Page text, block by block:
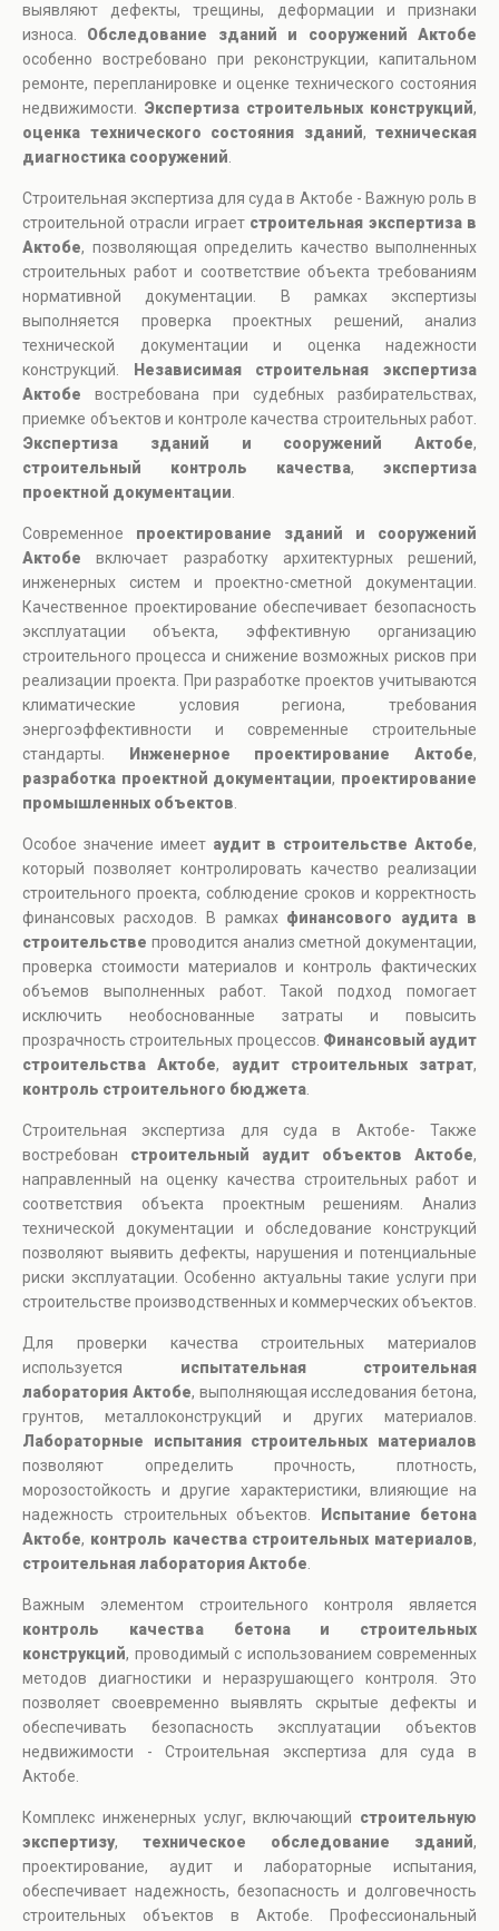
выявляют дефекты, трещины, деформации и признаки
износа. Обследование зданий и сооружений Актобе
особенно востребовано при реконструкции, капитальном
ремонте, перепланировке и оценке технического состояния
недвижимости. Экспертиза строительных конструкций,
оценка технического состояния зданий, техническая
диагностика сооружений
Строительная экспертиза для суда в Актобе - Важную роль в
строительной отрасли играет строительная экспертиза в
Актобе, позволяющая определить качество выполненных
строительных работ и соответствие объекта требованиям
нормативной документации. В рамках экспертизы
выполняется проверка проектных решений, анализ
технической документации и оценка надежности
конструкций.
Независимая строительная экспертиза
Актобе востребована при судебных разбирательствах,
приемке объектов и контроле качества строительных работ.
Экспертиза зданий и сооружений Актобе,
строительный контроль качества, экспертиза
проектной документации
Современное проектирование зданий и сооружений
Актобе включает разработку архитектурных решений,
инженерных систем и проектно-сметной документации.
Качественное проектирование обеспечивает безопасность
эксплуатации объекта, эффективную организацию
строительного процесса и снижение возможных рисков при
реализации проекта. При разработке проектов учитываются
климатические условия региона, требования
энергоэффективности и современные строительные
стандарты.
Инженерное проектирование Актобе,
разработка проектной документации, проектирование
промышленных объектов
Особое значение имеет аудит в строительстве Актобе,
который позволяет контролировать качество реализации
строительного проекта, соблюдение сроков и корректность
финансовых расходов. В рамках финансового аудита в
строительстве проводится анализ сметной документации,
проверка стоимости материалов и контроль фактических
объемов выполненных работ. Такой подход помогает
исключить необоснованные затраты и повысить
прозрачность строительных процессов. Финансовый аудит
строительства Актобе, аудит строительных затрат,
контроль строительного бюджета
Строительная экспертиза для суда в Актобе- Также
востребован строительный аудит объектов Актобе,
направленный на оценку качества строительных работ и
соответствия объекта проектным решениям. Анализ
технической документации и обследование конструкций
позволяют выявить дефекты, нарушения и потенциальные
риски эксплуатации. Особенно актуальны такие услуги при
строительстве производственных и коммерческих объектов.
Для проверки качества строительных материалов
используется испытательная строительная
лаборатория Актобе, выполняющая исследования бетона,
грунтов, металлоконструкций и других материалов.
Лабораторные испытания строительных материалов
позволяют определить прочность, плотность,
морозостойкость и другие характеристики, влияющие на
надежность строительных объектов.
Испытание бетона
Актобе, контроль качества строительных материалов,
строительная лаборатория Актобе
Важным элементом строительного контроля является
контроль качества бетона и строительных
конструкций, проводимый с использованием современных
методов диагностики и неразрушающего контроля. Это
позволяет своевременно выявлять скрытые дефекты и
обеспечивать безопасность эксплуатации объектов
недвижимости - Строительная экспертиза для суда в
Актобе.
Комплекс инженерных услуг, включающий строительную
экспертизу, техническое обследование зданий,
проектирование, аудит и лабораторные испытания,
обеспечивает надежность, безопасность и долговечность
строительных объектов в Актобе. Профессиональный